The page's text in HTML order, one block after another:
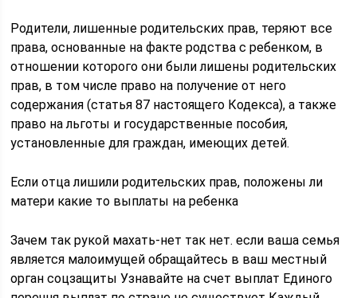
Родители, лишенные родительских прав, теряют все
права, основанные на факте родства с ребенком, в
отношении которого они были лишены родительских
прав, в том числе право на получение от него
содержания (статья 87 настоящего Кодекса), а также
право на льготы и государственные пособия,
установленные для граждан, имеющих детей.
Если отца лишили родительских прав, положены ли
матери какие то выплаты на ребенка
Зачем так рукой махать-нет так нет. если ваша семья
является малоимущей обращайтесь в ваш местный
орган соцзащиты Узнавайте на счет выплат Единого